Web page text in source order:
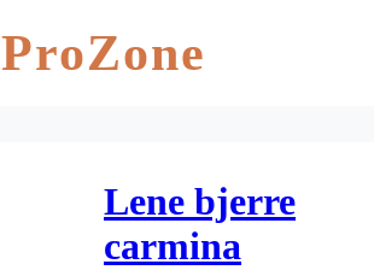
ProZone
Lene bjerre
carmina